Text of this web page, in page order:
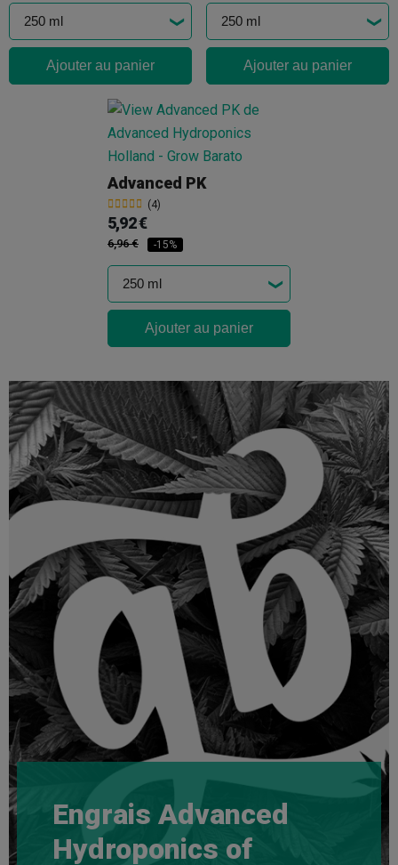
Ajouter au panier Ajouter au panier
Advanced PK
(4)
5,92 €
6,96 € -15%
Ajouter au panier
Engrais Advanced
Hydroponics of